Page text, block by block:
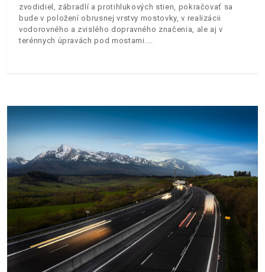
zvodidiel, zábradlí a protihlukových stien, pokračovať sa
bude v položení obrusnej vrstvy mostovky, v realizácii
vodorovného a zvislého dopravného značenia, ale aj v
terénnych úpravách pod mostami.